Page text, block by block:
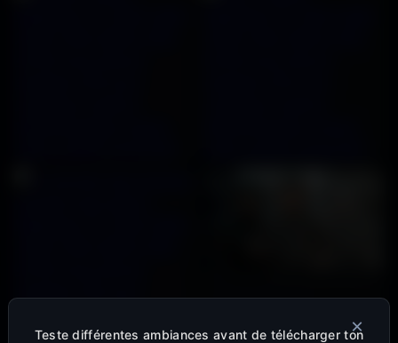
×
Teste différentes ambiances avant de télécharger ton